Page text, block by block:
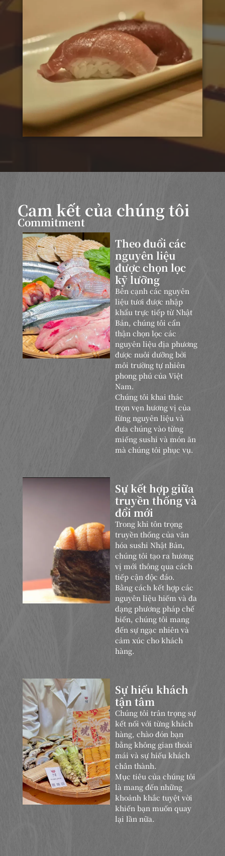
Cam kết của chúng tôi
Commitment
Theo đuổi các
nguyên liệu
được chọn lọc
kỹ lưỡng
Bên cạnh các nguyên
liệu tươi được nhập
khẩu trực tiếp từ Nhật
Bản, chúng tôi cẩn
thận chọn lọc các
nguyên liệu địa phương
được nuôi dưỡng bởi
môi trường tự nhiên
phong phú của Việt
Nam.
Chúng tôi khai thác
trọn vẹn hương vị của
từng nguyên liệu và
đưa chúng vào từng
miếng sushi và món ăn
mà chúng tôi phục vụ.
Sự kết hợp giữa
truyền thống và
đổi mới
Trong khi tôn trọng
truyền thống của văn
hóa sushi Nhật Bản,
chúng tôi tạo ra hương
vị mới thông qua cách
tiếp cận độc đáo.
Bằng cách kết hợp các
nguyên liệu hiếm và đa
dạng phương pháp chế
biến, chúng tôi mang
đến sự ngạc nhiên và
cảm xúc cho khách
hàng.
Sự hiếu khách
tận tâm
Chúng tôi trân trọng sự
kết nối với từng khách
hàng, chào đón bạn
bằng không gian thoải
mái và sự hiếu khách
chân thành.
Mục tiêu của chúng tôi
là mang đến những
khoảnh khắc tuyệt vời
khiến bạn muốn quay
lại lần nữa.